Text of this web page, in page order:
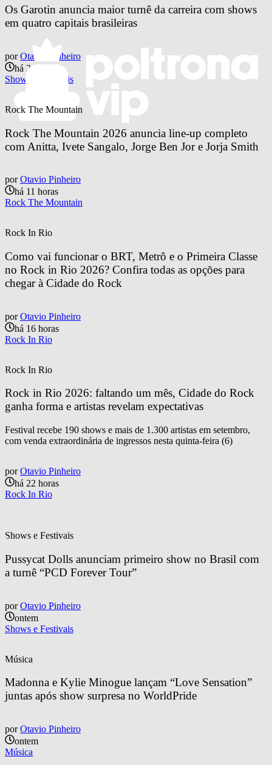
Os Garotin anuncia maior turnê da carreira com shows
em quatro capitais brasileiras
por Otavio Pinheiro
há 2 horas
Shows e Festivais
Rock The Mountain
Rock The Mountain 2026 anuncia line-up completo
com Anitta, Ivete Sangalo, Jorge Ben Jor e Jorja Smith
por Otavio Pinheiro
há 11 horas
Rock The Mountain
Rock In Rio
Como vai funcionar o BRT, Metrô e o Primeira Classe
no Rock in Rio 2026? Confira todas as opções para
chegar à Cidade do Rock
por Otavio Pinheiro
há 16 horas
Rock In Rio
Rock In Rio
Rock in Rio 2026: faltando um mês, Cidade do Rock
ganha forma e artistas revelam expectativas
Festival recebe 190 shows e mais de 1.300 artistas em setembro,
com venda extraordinária de ingressos nesta quinta-feira (6)
por Otavio Pinheiro
há 22 horas
Rock In Rio
Shows e Festivais
Pussycat Dolls anunciam primeiro show no Brasil com
a turnê “PCD Forever Tour”
por Otavio Pinheiro
ontem
Shows e Festivais
Música
Madonna e Kylie Minogue lançam “Love Sensation”
juntas após show surpresa no WorldPride
por Otavio Pinheiro
ontem
Música